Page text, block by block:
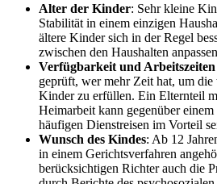
Alter der Kinder: Sehr kleine
Stabilität in einem einzigen
ältere Kinder sich in der Regel
zwischen den Haushalten
Verfügbarkeit und
geprüft, wer mehr Zeit hat, um
Kinder zu erfüllen. Ein Elternteil
Heimarbeit kann gegenüber
häufigen Dienstreisen im Vorteil
Wunsch des Kindes: Ab 12
in einem Gerichtsverfahren
berücksichtigen Richter auch die